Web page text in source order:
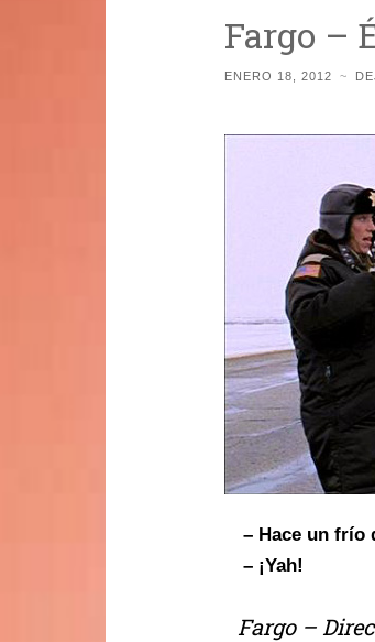
Fargo –
ENERO 18, 2012 ~
– Hace un frío
– ¡Yah!
Fargo –